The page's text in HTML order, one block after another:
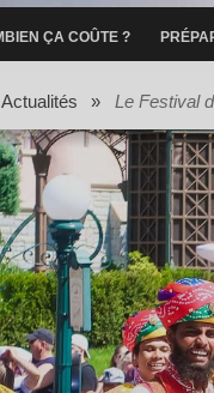
ÇA COÛTE ?
Actualités » Le Festival